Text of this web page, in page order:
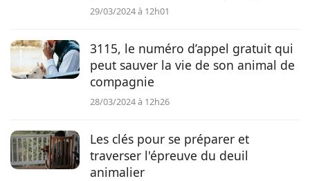
29/03/2024 à 12h01
3115, le numéro d’appel gratuit qui
peut sauver la vie de son animal de
compagnie
28/03/2024 à 12h26
Les clés pour se préparer et
traverser l'épreuve du deuil
animalier